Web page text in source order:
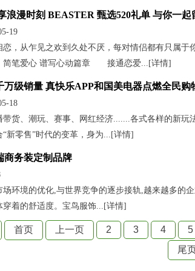
浪漫时刻 BEASTER 甄选520礼单 与你一起
19
从乍见之欢到久处不厌，每对情侣都有只属于
笔爱心 谱写心动篇章 接通恋爱...[详情]
万级销量 真快乐APP和国美电器点燃全民购
18
、潮玩、赛事、网红经济.......各式各样的新玩
新零售”时代的变革，身为...[详情]
务装定制品牌
境的优化,与世界竞争的逐步接轨,越来越多的
穿着的舒适度。宝鸟服饰...[详情]
首页 上一页 2 3 4 5
尾